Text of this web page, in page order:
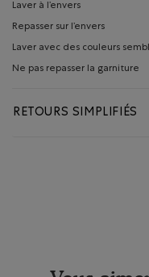
Laver à l’envers
Repasser sur l’envers
Laver avec des couleurs
Ne pas repasser la garniture
RETOURS SIMPLIFIÉS